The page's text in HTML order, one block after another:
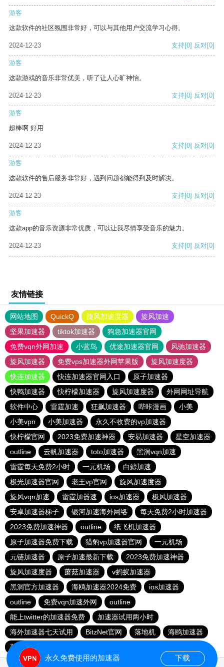
游客
这款软件的社区氛围非常好，可以与其他用户交流学习心得。
2024-12-23 支持[0] 反对[0]
游客
这款游戏的音乐非常优美，听了让人心旷神怡。
2024-12-23 支持[0] 反对[0]
游客
超棒啊 好用
2024-12-23 支持[0] 反对[0]
游客
这款软件的售后服务非常好，遇到问题都能得到及时解决。
2024-12-23 支持[0] 反对[0]
游客
这款app的音乐资源非常优质，可以让我尽情享受音乐的魅力。
2024-12-23 支持[0] 反对[0]
友情链接
网站地图 QuickQ 旋风加速度器
旋风加速
坚果加速器
tiktok加速器
狗急加速器官网
免费vqn外网加速
小蓝鸟 优途加速器官网
风驰加速器
旋风加速器
免费vps加速器外网苹果版
旋风加速度器
快连加速器
快连加速器官网入口
原子加速器
快鸭加速器
快柠檬加速器 旋风加速度器
外网网址导航
软件中心
雷霆加速 狂飙加速器 哔咔漫画
小美
小美vpn
小美加速器
永久不收费的vp加速器
快柠檬官网
2023免费加速神器 安易加速器
星空加速器
outline
云帆加速器 toto加速器
黑洞vqn加速
雷霆每天免费2小时
一元机场
白鲸加速
极光加速器官网
老王vp官网
旋风加速度器
旋风vqn加速
雷霆加器速 ios加速器
极风加速器
安卓加速器梯子
银河加速海外网络
每天免费2小时加速器
2023免费加速神器
outline
纸飞机加速器
原子加速器免费下载
猎豹vp加速器官网
一元机场
元链加速器
原子加速最新下载
2023免费加速神器
旋风加速度器
蘑菇加速器
v蚂蚁加速器
黑洞官方加速器
海鸥加速器2024免费
ios加速器
outline
免费vqn加速外网
outline
能上twitter的加速器免费
加速器试用两小时
海外加速器七天试用
BitzNet官网 落地机
海鸥加速器
落地机
永久免费使用的加速器 下载